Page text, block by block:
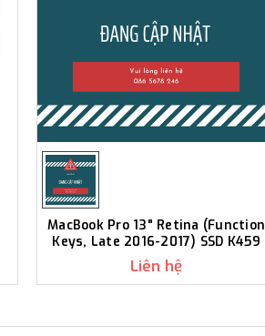
MacBook Pro 13" Retina (Function
Keys, Late 2016-2017) SSD K459
Liên hệ